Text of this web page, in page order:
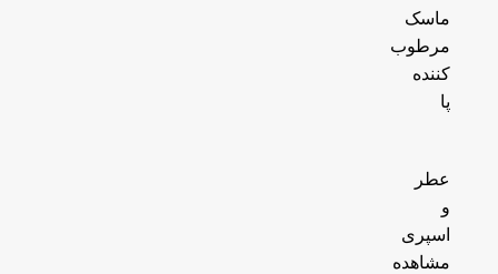
ماسک
مرطوب
کننده
پا
عطر
و
اسپری
مشاهده